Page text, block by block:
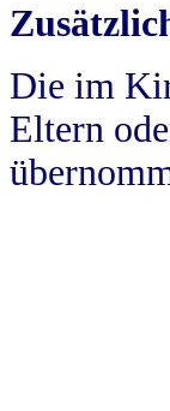
Die im
Eltern